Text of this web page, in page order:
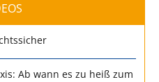
Ab wann es zu heiß zum